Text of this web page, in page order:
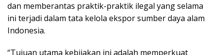
dan memberantas praktik-praktik ilegal yang selama
ini terjadi dalam tata kelola ekspor sumber daya alam
Indonesia.
“Tujuan utama kebijakan ini adalah memperkuat